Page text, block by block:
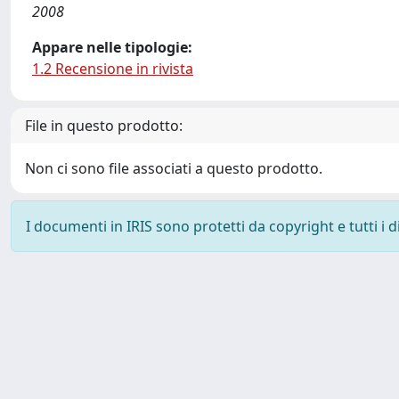
2008
Appare nelle tipologie:
1.2 Recensione in rivista
File in questo prodotto:
Non ci sono file associati a questo prodotto.
I documenti in IRIS sono protetti da copyright e tutti i